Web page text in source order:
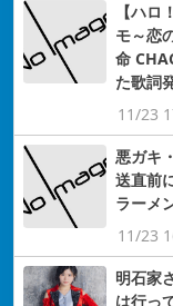
【ハ
モ～恋
命
た歌詞
11/23
悪ガキ
送直前
ラーメ
11/23
明石家
は行っ